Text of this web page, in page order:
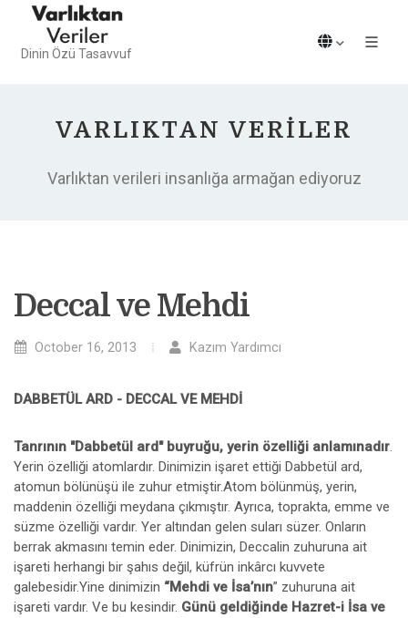
Dinin Özü Tasavvuf
VARLIKTAN VERILER
Varlıktan verileri insanlığa armağan ediyoruz
Deccal ve Mehdi
October 16, 2013 Kazım Yardımcı
DABBETÜL ARD - DECCAL VE MEHDİ
Tanrının "Dabbetül ard" buyruğu, yerin özelliği anlamınadır.
Yerin özelliği atomlardır. Dinimizin işaret ettiği Dabbetül ard,
atomun bölünüşü ile zuhur etmiştir.Atom bölünmüş, yerin,
maddenin özelliği meydana çıkmıştır. Ayrıca, toprakta, emme ve
süzme özelliği vardır. Yer altından gelen suları süzer. Onların
berrak akmasını temin eder. Dinimizin, Deccalin zuhuruna ait
işareti herhangi bir şahıs değil, küfrün inkârcı kuvvete
galebesidir.Yine dinimizin “Mehdi ve İsa’nın” zuhuruna ait
işareti vardır. Ve bu kesindir. Günü geldiğinde Hazret-i İsa ve